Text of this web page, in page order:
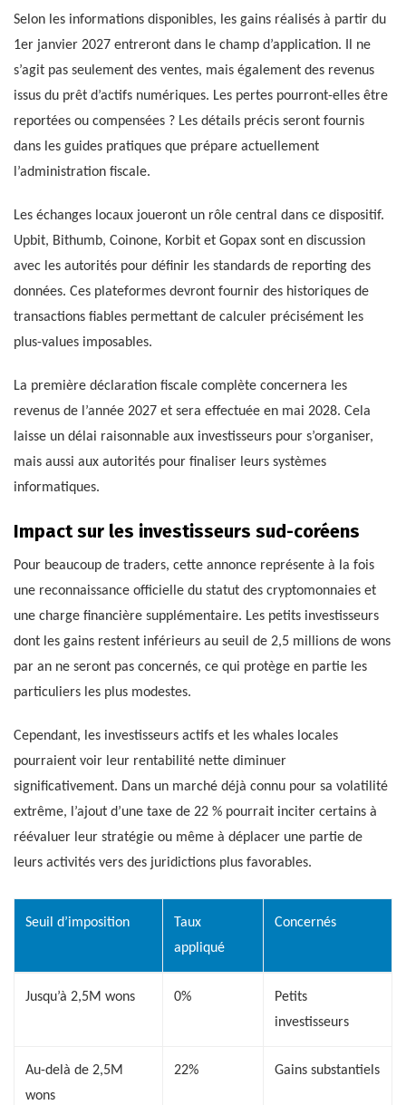
Selon les informations disponibles, les gains réalisés à partir du
1er janvier 2027 entreront dans le champ d’application. Il ne
s’agit pas seulement des ventes, mais également des revenus
issus du prêt d’actifs numériques. Les pertes pourront-elles être
reportées ou compensées ? Les détails précis seront fournis
dans les guides pratiques que prépare actuellement
l’administration fiscale.
Les échanges locaux joueront un rôle central dans ce dispositif.
Upbit, Bithumb, Coinone, Korbit et Gopax sont en discussion
avec les autorités pour définir les standards de reporting des
données. Ces plateformes devront fournir des historiques de
transactions fiables permettant de calculer précisément les
plus-values imposables.
La première déclaration fiscale complète concernera les
revenus de l’année 2027 et sera effectuée en mai 2028. Cela
laisse un délai raisonnable aux investisseurs pour s’organiser,
mais aussi aux autorités pour finaliser leurs systèmes
informatiques.
Impact sur les investisseurs sud-coréens
Pour beaucoup de traders, cette annonce représente à la fois
une reconnaissance officielle du statut des cryptomonnaies et
une charge financière supplémentaire. Les petits investisseurs
dont les gains restent inférieurs au seuil de 2,5 millions de wons
par an ne seront pas concernés, ce qui protège en partie les
particuliers les plus modestes.
Cependant, les investisseurs actifs et les whales locales
pourraient voir leur rentabilité nette diminuer
significativement. Dans un marché déjà connu pour sa volatilité
extrême, l’ajout d’une taxe de 22 % pourrait inciter certains à
réévaluer leur stratégie ou même à déplacer une partie de
leurs activités vers des juridictions plus favorables.
Seuil d’imposition
Taux
appliqué
Concernés
Jusqu’à 2,5M wons 0%
Petits
investisseurs
Au-delà de 2,5M
wons
22% Gains substantiels